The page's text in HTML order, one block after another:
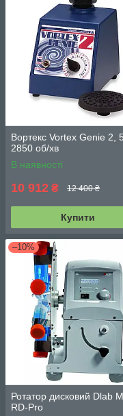
Вортекс Vortex Genie 2,
2850 об/хв
В наявності
10 912 ₴ 12 400 ₴
Купити
–10%
Ротатор дисковий Dlab
RD-Pro